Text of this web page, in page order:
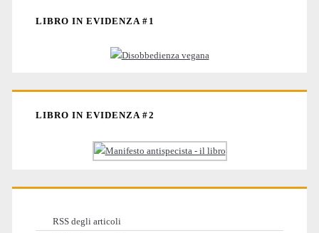
LIBRO IN EVIDENZA #1
LIBRO IN EVIDENZA #2
RSS degli articoli